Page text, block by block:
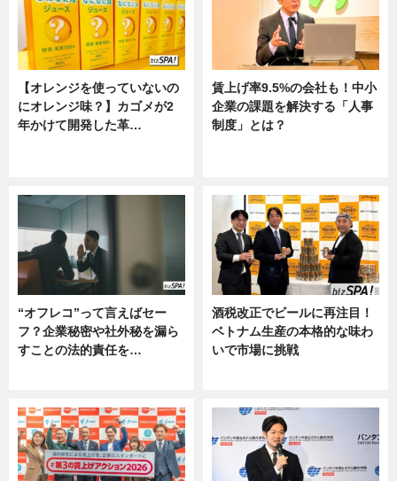
【オレンジを使っていないの
にオレンジ味？】カゴメが2
年かけて開発した革…
賃上げ率9.5%の会社も！中小
企業の課題を解決する「人事
制度」とは？
“オフレコ”って言えばセー
フ？企業秘密や社外秘を漏ら
すことの法的責任を…
酒税改正でビールに再注目！
ベトナム生産の本格的な味わ
いで市場に挑戦